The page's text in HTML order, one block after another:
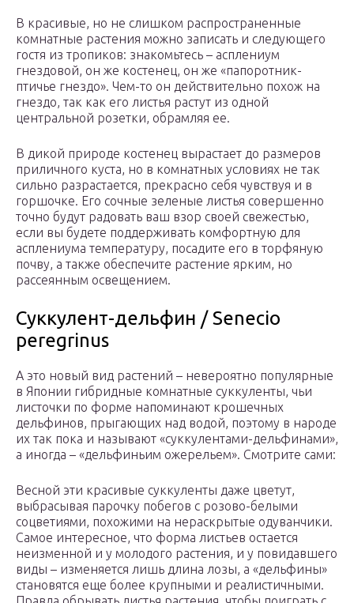
В красивые, но не слишком распространенные
комнатные растения можно записать и следующего
гостя из тропиков: знакомьтесь – асплениум
гнездовой, он же костенец, он же «папоротник-
птичье гнездо». Чем-то он действительно похож на
гнездо, так как его листья растут из одной
центральной розетки, обрамляя ее.
В дикой природе костенец вырастает до размеров
приличного куста, но в комнатных условиях не так
сильно разрастается, прекрасно себя чувствуя и в
горшочке. Его сочные зеленые листья совершенно
точно будут радовать ваш взор своей свежестью,
если вы будете поддерживать комфортную для
асплениума температуру, посадите его в торфяную
почву, а также обеспечите растение ярким, но
рассеянным освещением.
Суккулент-дельфин / Senecio
peregrinus
А это новый вид растений – невероятно популярные
в Японии гибридные комнатные суккуленты, чьи
листочки по форме напоминают крошечных
дельфинов, прыгающих над водой, поэтому в народе
их так пока и называют «суккулентами-дельфинами»,
а иногда – «дельфиньим ожерельем». Смотрите сами:
Весной эти красивые суккуленты даже цветут,
выбрасывая парочку побегов с розово-белыми
соцветиями, похожими на нераскрытые одуванчики.
Самое интересное, что форма листьев остается
неизменной и у молодого растения, и у повидавшего
виды – изменяется лишь длина лозы, а «дельфины»
становятся еще более крупными и реалистичными.